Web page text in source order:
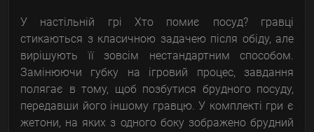
У настільній грі Хто помиє посуд? гравці
стикаються з класичною задачею після обіду, але
вирішують її зовсім нестандартним способом.
Замінюючи губку на ігровий процес, завдання
полягає в тому, щоб позбутися брудного посуду,
передавши його іншому гравцю. У комплекті гри є
жетони, на яких з одного боку зображено брудний